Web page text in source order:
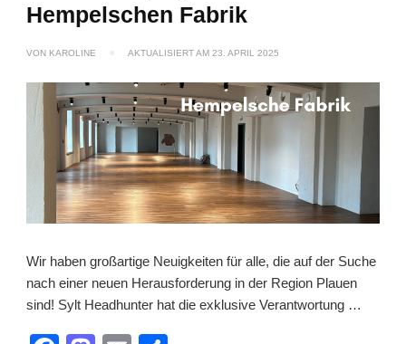
Hempelschen Fabrik
VON KAROLINE AKTUALISIERT AM 23. APRIL 2025
Wir haben großartige Neuigkeiten für alle, die auf der Suche
nach einer neuen Herausforderung in der Region Plauen
sind! Sylt Headhunter hat die exklusive Verantwortung …